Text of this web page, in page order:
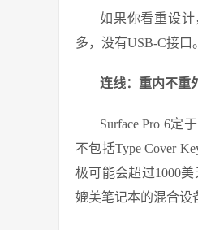
如果你看重设计
多，没有USB-C接口
连线：重内不重
Surface Pro 6定
不包括Type Cover
极可能会超过1000
媲美笔记本的混合设